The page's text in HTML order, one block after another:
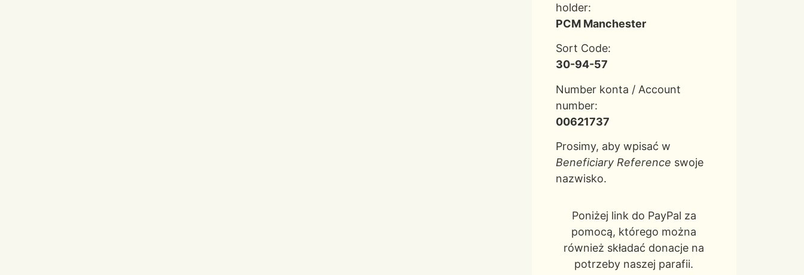
holder:
PCM Manchester
Sort Code:
30-94-57
Number konta / Account
number:
00621737
Prosimy, aby wpisać w
Beneficiary Reference swoje
nazwisko.
Poniżej link do PayPal za
pomocą, którego można
również składać donacje na
potrzeby naszej parafii.